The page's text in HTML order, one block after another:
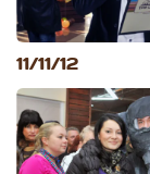
11/11/12